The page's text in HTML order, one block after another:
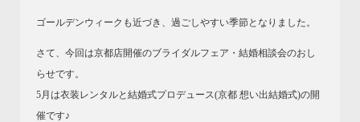
ゴールデンウィークも近づき、過ごしやすい季節となりました。
さて、今回は京都店開催のブライダルフェア・結婚相談会のおし
らせです。
5月は衣装レンタルと結婚式プロデュース(京都 想い出結婚式)の開
催です♪